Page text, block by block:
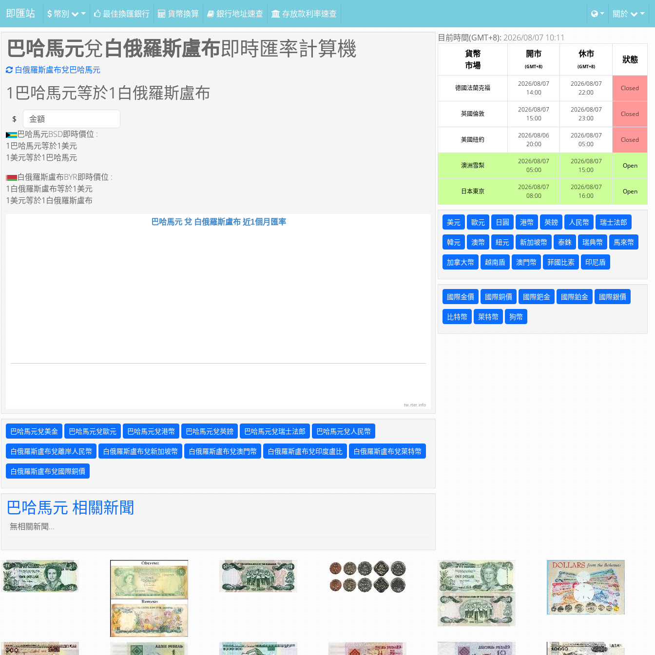
即匯站 幣別 最佳換匯銀行 貨幣換算 銀行地址速查 存放款利率速查 關於
巴哈馬元兌白俄羅斯盧布即時匯率計算機
白俄羅斯盧布兌巴哈馬元
1 巴哈馬元等於1 白俄羅斯盧布
Amount
$
巴哈馬元BSD即時價位 :
1巴哈馬元等於1美元
1美元等於1巴哈馬元
白俄羅斯盧布BYR即時價位 :
1白俄羅斯盧布等於1美元
1美元等於1白俄羅斯盧布
巴哈馬元 兌 白俄羅斯盧布 近1個月匯率
tw.rter.info
巴哈馬元兌美金 巴哈馬元兌歐元 巴哈馬元兌港幣 巴哈馬元兌英鎊 巴哈馬元兌瑞士法郎 巴哈馬元兌人民幣
白俄羅斯盧布兌離岸人民幣 白俄羅斯盧布兌新加坡幣 白俄羅斯盧布兌澳門幣 白俄羅斯盧布兌印度盧比 白俄羅斯盧布兌萊特幣
白俄羅斯盧布兌國際銅價
巴哈馬元 相關新聞
無相關新聞...
目前時間(GMT+8): 2026/08/07 10:11
貨幣
市場
開市
(GMT+8)
休市
(GMT+8)
狀態
德國法蘭克福
2026/08/07
14:00
2026/08/07
22:00
Closed
英國倫敦
2026/08/07
15:00
2026/08/07
23:00
Closed
美國紐約
2026/08/06
20:00
2026/08/07
05:00
Closed
澳洲雪梨
2026/08/07
05:00
2026/08/07
15:00
Open
日本東京
2026/08/07
08:00
2026/08/07
16:00
Open
美元 歐元 日圓 港幣 英鎊 人民幣 瑞士法郎
韓元 澳幣 紐元 新加坡幣 泰銖 瑞典幣 馬來幣
加拿大幣 越南盾 澳門幣 菲國比索 印尼盾
國際金價 國際銅價 國際鈀金 國際鉑金 國際銀價
比特幣 萊特幣 狗幣